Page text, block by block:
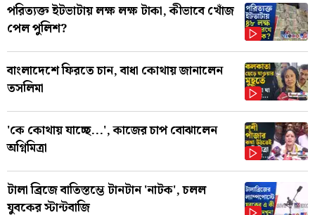
পরিত্যক্ত ইটভাটায় লক্ষ লক্ষ টাকা, কীভাবে খোঁজ
পেল পুলিশ?
বাংলাদেশে ফিরতে চান, বাধা কোথায় জানালেন
তসলিমা
'কে কোথায় যাচ্ছে...', কাজের চাপ বোঝালেন
অগ্নিমিত্রা
টালা ব্রিজে বাতিস্তম্ভে টানটান 'নাটক', চলল
যুবকের স্টান্টবাজি